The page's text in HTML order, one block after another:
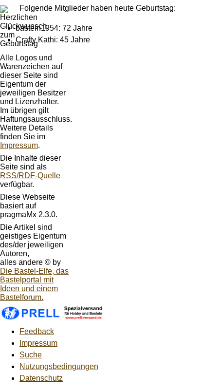
Folgende Mitglieder haben heute Geburtstag:
basteln1954: 72 Jahre
Crafty Kathi: 45 Jahre
Alle Logos und
Warenzeichen auf
dieser Seite sind
Eigentum der
jeweiligen Besitzer
und Lizenzhalter.
Im übrigen gilt
Haftungsausschluss.
Weitere Details
finden Sie im
Impressum.
Die Inhalte dieser
Seite sind als
RSS/RDF-Quelle
verfügbar.
Diese Webseite
basiert auf
pragmaMx 2.3.0.
Die Artikel sind
geistiges Eigentum
des/der jeweiligen
Autoren,
alles andere © by
Die Bastel-Elfe, das
Bastelportal mit
Ideen und einem
Bastelforum.
Feedback
Impressum
Suche
Nutzungsbedingungen
Datenschutz